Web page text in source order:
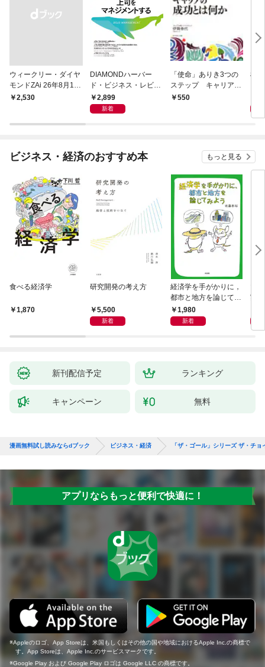
ウィークリー・ダイヤ
モンドZAi 26年8月10
日・17日合併号
￥2,530
DIAMONDハーバー
ド・ビジネス・レビュ
ー 2026年9月号 特集
「上司をマネジメント
2,899
新着
「使命」ありき3つの
ステップ キャリアの
成功とは何か
550
極
ビジネス・経済のおすすめ本 もっと見る
食べる経済学
1,870
研究開発の考え方
5,500
新着
経済学を手がかりに，
都市と地方を論じてみ
よう1,980
新着
実
新刊配信予定 ランキング
キャンペーン 無料
漫画無料試し読みならdブック ビジネス・経済 「ザ・ゴール」シリーズ ザ・チョ
アプリならもっと便利で快適に！
Appleのロゴ、App Storeは、米国もしくはその他の国や地域におけるApple Inc.の商標で
す。App Storeは、Apple Inc.のサービスマークです。
Google Play および Google Play ロゴは Google LLC の商標です。